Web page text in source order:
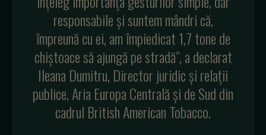
responsabile și suntem mândri că,
împreună cu ei, am împiedicat 1,7 tone de
chiștoace să ajungă pe stradă”, a declarat
Ileana Dumitru, Director juridic și relații
publice, Aria Europa Centrală și de Sud din
cadrul British American Tobacco.